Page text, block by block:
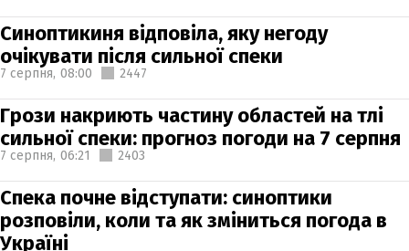
Синоптикиня відповіла, яку негоду
очікувати після сильної спеки
7 серпня, 08:00 2447
Грози накриють частину областей на тлі
сильної спеки: прогноз погоди на 7 серпня
7 серпня, 06:21 2403
Спека почне відступати: синоптики
розповіли, коли та як зміниться погода в
Україні